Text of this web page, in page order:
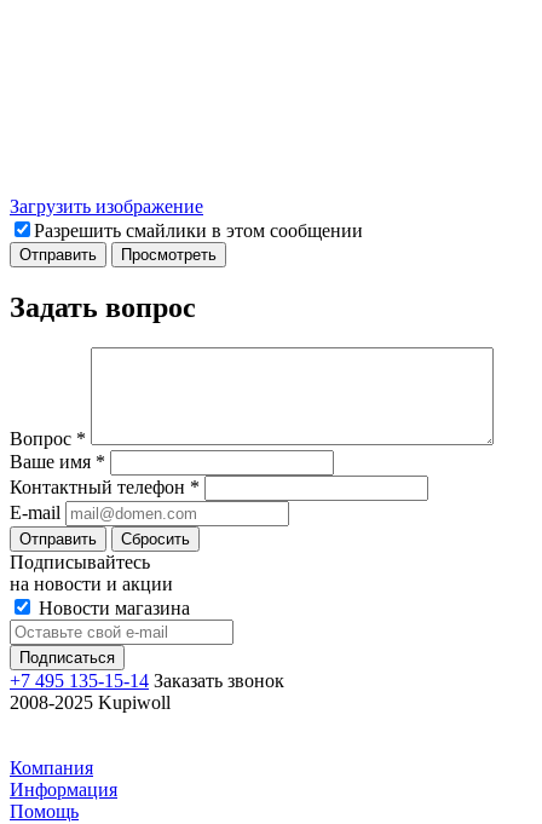
Загрузить изображение
Разрешить смайлики в этом сообщении
Задать вопрос
Вопрос *
Ваше имя *
Контактный телефон *
E-mail
Отправить Сбросить
Подписывайтесь
на новости и акции
Новости магазина
+7 495 135-15-14 Заказать звонок
2008-2025 Kupiwoll
Компания
Информация
Помощь